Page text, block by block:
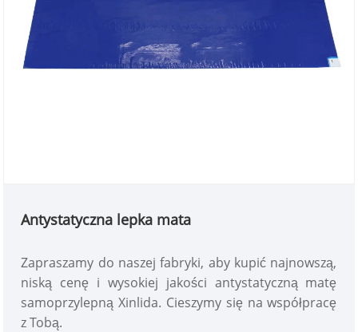
Antystatyczna lepka mata
Zapraszamy do naszej fabryki, aby kupić najnowszą,
niską cenę i wysokiej jakości antystatyczną matę
samoprzylepną Xinlida. Cieszymy się na współpracę
z Tobą.